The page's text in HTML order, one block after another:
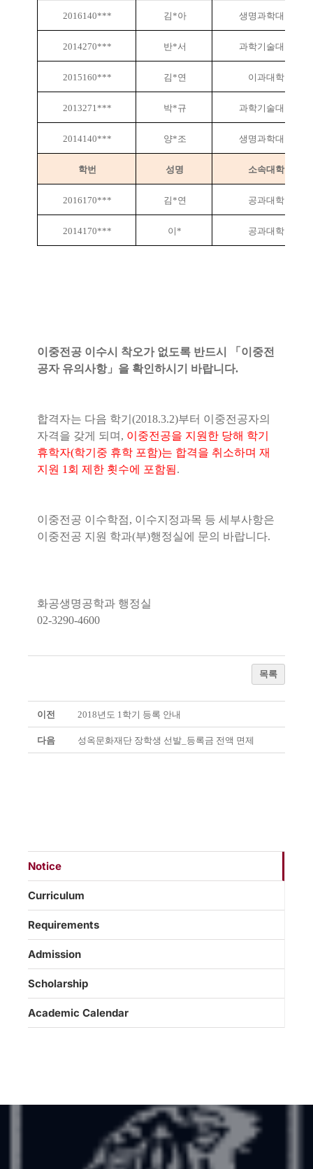
2016140*** 김*아 생명과학대학
2014270*** 반*서 과학기술대학
2015160*** 김*연 이과대학
2013271*** 박*규 과학기술대학
2014140*** 양*조 생명과학대학
학번 성명 소속대학
2016170*** 김*연 공과대학
2014170*** 이* 공과대학
이중전공 이수시 착오가 없도록 반드시 「 이중전
공자 유의사항」 을 확인하시기 바랍니다.
합격자는 다음 학기 (2018.3.2)부터 이중전공자의
자격을 갖게 되며 , 이중전공을 지원한 당해 학기
휴학자(학기중 휴학 포함)는 합격을 취소하며 재
지원 1 회 제한 횟수에 포함됨.
이중전공 이수학점, 이수지정과목 등 세부사항은
이중전공 지원 학과(부)행정실에 문의 바랍니다.
화공생명공학과 행정실
02-3290-4600
목록
이전 2018년도 1학기 등록 안내
다음 성옥문화재단 장학생 선발_등록금 전액 면제
Notice
Curriculum
Requirements
Admission
Scholarship
Academic Calendar